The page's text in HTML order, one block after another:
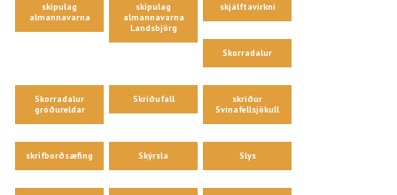
skipulag
almannavarna
skipulag
almannavarna
Landsbjörg
skjálftavirkni
Skorradalur
Skorradalur
gróðureldar
Skriðufall
skriður
Svínafellsjökull
skrifborðsæfing Skýrsla Slys